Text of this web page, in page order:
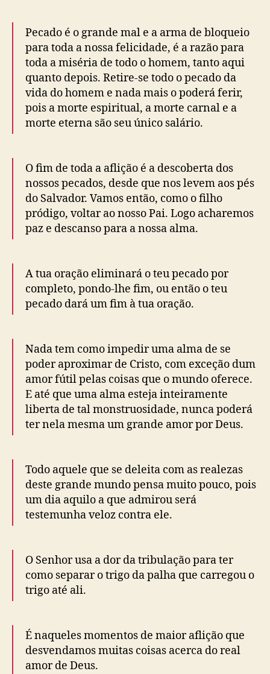
6
)
Pecado é o grande mal e a arma de bloqueio
para toda a nossa felicidade, é a razão para
toda a miséria de todo o homem, tanto aqui
quanto depois. Retire-se todo o pecado da
vida do homem e nada mais o poderá ferir,
pois a morte espiritual, a morte carnal e a
morte eterna são seu único salário.
O fim de toda a aflição é a descoberta dos
nossos pecados, desde que nos levem aos pés
do Salvador. Vamos então, como o filho
pródigo, voltar ao nosso Pai. Logo acharemos
paz e descanso para a nossa alma.
A tua oração eliminará o teu pecado por
completo, pondo-lhe fim, ou então o teu
pecado dará um fim à tua oração.
Nada tem como impedir uma alma de se
poder aproximar de Cristo, com exceção dum
amor fútil pelas coisas que o mundo oferece.
E até que uma alma esteja inteiramente
liberta de tal monstruosidade, nunca poderá
ter nela mesma um grande amor por Deus.
Todo aquele que se deleita com as realezas
deste grande mundo pensa muito pouco, pois
um dia aquilo a que admirou será
testemunha veloz contra ele.
O Senhor usa a dor da tribulação para ter
como separar o trigo da palha que carregou o
trigo até ali.
É naqueles momentos de maior aflição que
desvendamos muitas coisas acerca do real
amor de Deus.